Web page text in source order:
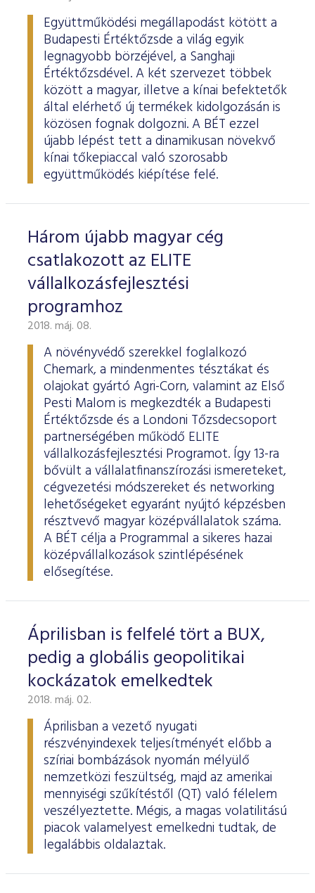
Együttműködési megállapodást kötött a
Budapesti Értéktőzsde a világ egyik
legnagyobb börzéjével, a Sanghaji
Értéktőzsdével. A két szervezet többek
között a magyar, illetve a kínai befektetők
által elérhető új termékek kidolgozásán is
közösen fognak dolgozni. A BÉT ezzel
újabb lépést tett a dinamikusan növekvő
kínai tőkepiaccal való szorosabb
együttműködés kiépítése felé.
Három újabb magyar cég
csatlakozott az ELITE
vállalkozásfejlesztési
programhoz
2018. máj. 08.
A növényvédő szerekkel foglalkozó
Chemark, a mindenmentes tésztákat és
olajokat gyártó Agri-Corn, valamint az Első
Pesti Malom is megkezdték a Budapesti
Értéktőzsde és a Londoni Tőzsdecsoport
partnerségében működő ELITE
vállalkozásfejlesztési Programot. Így 13-ra
bővült a vállalatfinanszírozási ismereteket,
cégvezetési módszereket és networking
lehetőségeket egyaránt nyújtó képzésben
résztvevő magyar középvállalatok száma.
A BÉT célja a Programmal a sikeres hazai
középvállalkozások szintlépésének
elősegítése.
Áprilisban is felfelé tört a BUX,
pedig a globális geopolitikai
kockázatok emelkedtek
2018. máj. 02.
Áprilisban a vezető nyugati
részvényindexek teljesítményét előbb a
szíriai bombázások nyomán mélyülő
nemzetközi feszültség, majd az amerikai
mennyiségi szűkítéstől (QT) való félelem
veszélyeztette. Mégis, a magas volatilitású
piacok valamelyest emelkedni tudtak, de
legalábbis oldalaztak.